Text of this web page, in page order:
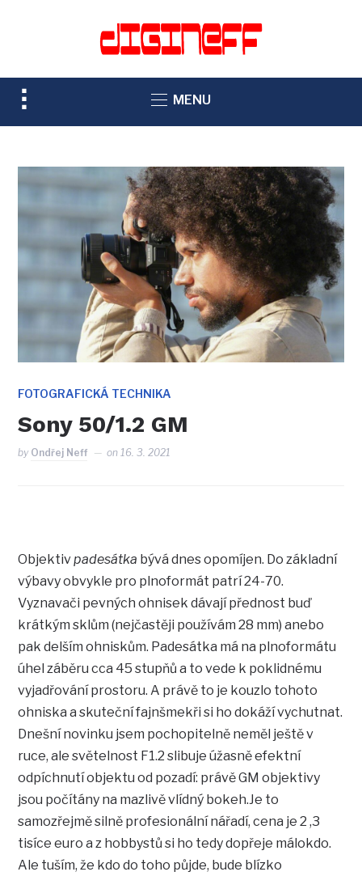
TOGGLE
SIDEBAR
NAVIGATION
MENU
FOTOGRAFICKÁ TECHNIKA
Sony 50/1.2 GM
by Ondřej Neff on16. 3. 2021
Objektivpadesátka bývá dnes opomíjen. Do základní
výbavy obvykle pro plnoformát patrí 24-70.
Vyznavači pevných ohnisek dávají přednost buď
krátkým sklům (nejčastěji používám 28 mm) anebo
pak delším ohniskům. Padesátka má na plnoformátu
úhel záběru cca 45 stupňů a to vede k poklidnému
vyjadřování prostoru. A právě to je kouzlo tohoto
ohniska a skuteční fajnšmekři si ho dokáží vychutnat.
Dnešní novinku jsem pochopitelně neměl ještě v
ruce, ale světelnost F1.2 slibuje úžasně efektní
odpíchnutí objektu od pozadí: právě GM objektivy
jsou počítány na mazlivě vlídný bokeh.Je to
samozřejmě silně profesionální nářadí, cena je 2 ,3
tisíce euro a z hobbystů si ho tedy dopřeje málokdo.
Ale tuším, že kdo do toho půjde, bude blízko